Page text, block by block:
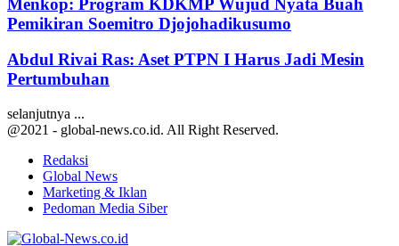
Pemikiran Soemitro Djojohadikusumo
Abdul Rivai Ras: Aset PTPN I Harus Jadi Mesin
Pertumbuhan
selanjutnya ...
@2021 - global-news.co.id. All Right Reserved.
Redaksi
Global News
Marketing & Iklan
Pedoman Media Siber